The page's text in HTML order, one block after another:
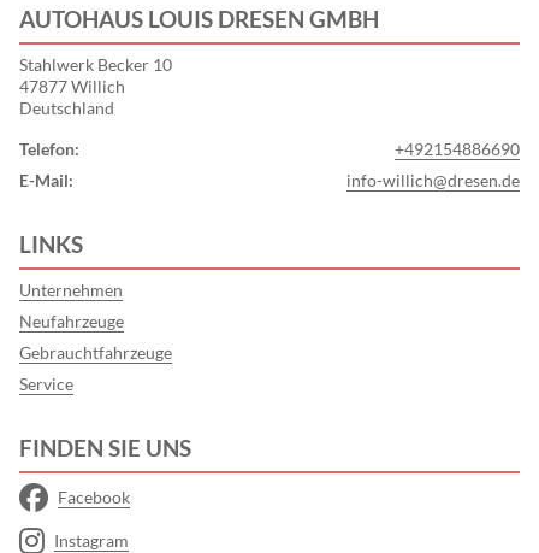
AUTOHAUS LOUIS DRESEN GMBH
Stahlwerk Becker 10
47877 Willich
Deutschland
Telefon:
+492154886690
E-Mail:
info-willich@dresen.de
LINKS
Unternehmen
Neufahrzeuge
Gebrauchtfahrzeuge
Service
FINDEN SIE UNS
Facebook
Instagram